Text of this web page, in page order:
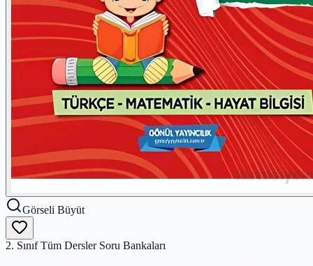
Görseli Büyüt
2. Sınıf Tüm Dersler Soru Bankaları